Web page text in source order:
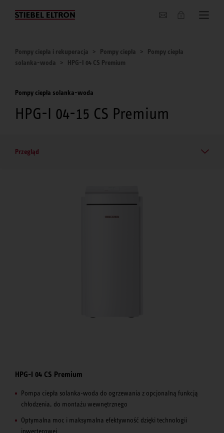
O nas
Pompy ciepła i rekuperacja Pompy ciepła
Pompy ciepła
solanka-woda
HPG-I 04 CS Premium
Pompy ciepła solanka-woda
HPG-I 04-15 CS Premium
Przegląd
HPG-I 04 CS Premium
Pompa ciepła solanka-woda do ogrzewania z opcjonalną funkcją
chłodzenia, do montażu wewnętrznego
Optymalna moc i maksymalna efektywność dzięki technologii
inwerterowej